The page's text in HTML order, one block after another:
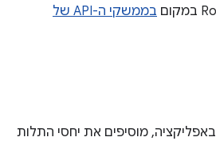
בממשקי ה-API של
כדי להשתמש ב-Room באפליקציה, מוסיפים את יחסי התלות